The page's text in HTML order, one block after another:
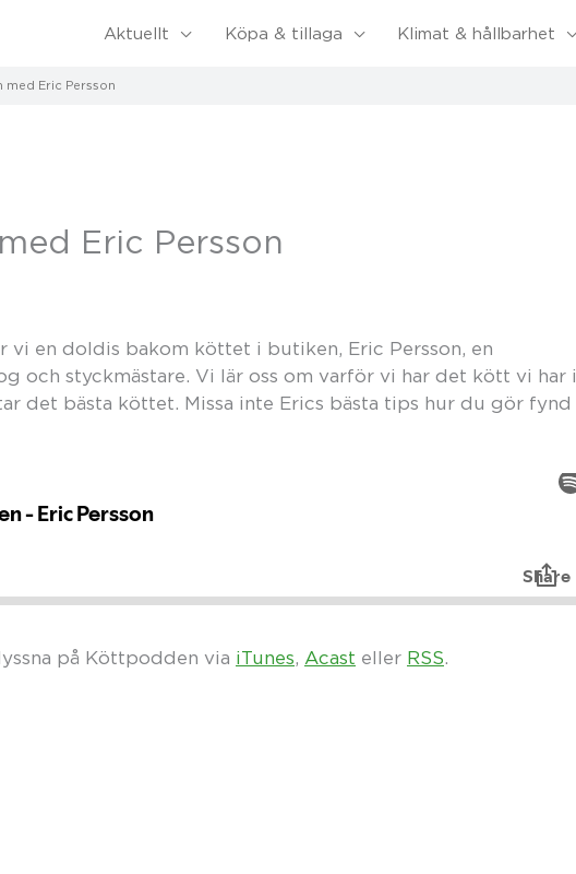
Aktuellt Köpa & tillaga Klimat & hållbarhet
med Eric Persson
Eric Persson
vi en doldis bakom köttet i butiken, Eric Persson, en
och styckmästare. Vi lär oss om varför vi har det kött vi har i
det bästa köttet. Missa inte Erics bästa tips hur du gör fynd
på Köttpodden via iTunes Acast eller RSS